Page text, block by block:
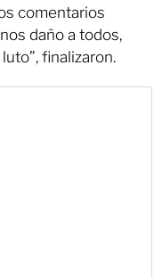
comentarios
daño a todos,
finalizaron.